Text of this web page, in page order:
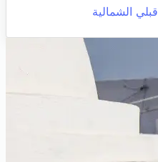
قبلي الشمالية